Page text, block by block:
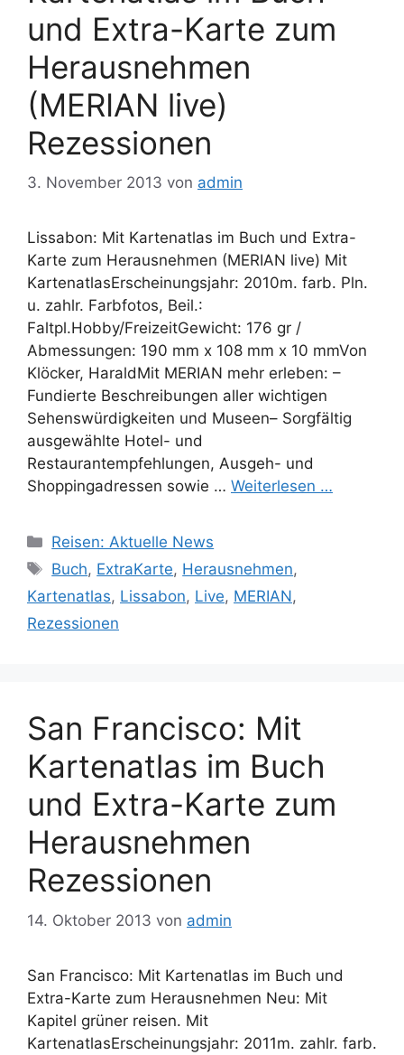
und Extra-Karte zum
Herausnehmen
(MERIAN live)
Rezessionen
3. November 2013 von admin
Lissabon: Mit Kartenatlas im Buch und Extra-
Karte zum Herausnehmen (MERIAN live) Mit
KartenatlasErscheinungsjahr: 2010m. farb. Pln.
u. zahlr. Farbfotos, Beil.:
Faltpl.Hobby/FreizeitGewicht: 176 gr /
Abmessungen: 190 mm x 108 mm x 10 mmVon
Klöcker, HaraldMit MERIAN mehr erleben: –
Fundierte Beschreibungen aller wichtigen
Sehenswürdigkeiten und Museen– Sorgfältig
ausgewählte Hotel- und
Restaurantempfehlungen, Ausgeh- und
Shoppingadressen sowie … Weiterlesen …
Kategorien
Reisen: Aktuelle News
Schlagwörter
Buch, ExtraKarte, Herausnehmen,
Kartenatlas, Lissabon, Live, MERIAN,
Rezessionen
San Francisco: Mit
Kartenatlas im Buch
und Extra-Karte zum
Herausnehmen
Rezessionen
14. Oktober 2013 von admin
San Francisco: Mit Kartenatlas im Buch und
Extra-Karte zum Herausnehmen Neu: Mit
Kapitel grüner reisen. Mit
KartenatlasErscheinungsjahr: 2011m. zahlr. farb.